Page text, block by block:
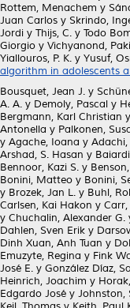
Rottem, Menachem y
Juan Carlos y Skrindo,
Jordi y Thijs, C. y Todo
Giorgio y Vichyanond,
Yiallouros, P. K. y Yusuf,
algorithm in adolescents
Bousquet, Jean J. y
A. A. y Demoly, Pascal y
Bergmann, Karl Christian y
Antonella y Palkonen,
y Agache, Ioana y
Arshad, S. Hasan y
Bennoor, Kazi S. y
Bonini, Matteo y Bonini,
y Brozek, Jan L. y Buhl,
Carlsen, Kai Hakon y
y Chuchalin, Alexander G.
Dahlen, Sven Erik y
Dinh Xuan, Anh Tuan y
Emuzyte, Regina y Fink
José E. y González Díaz,
Heinrich, Joachim y
Edgardo José y Johnston,